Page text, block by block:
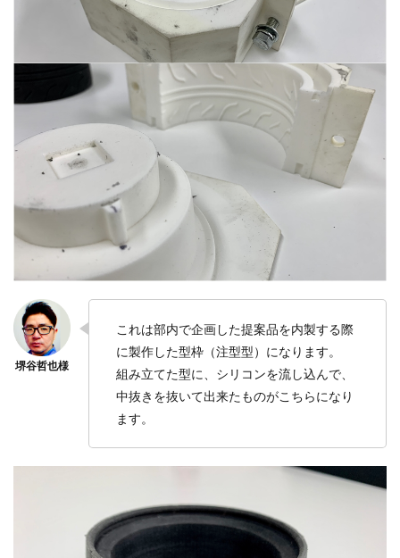
これは部内で企画した提案品を内製する際
に製作した型枠（注型型）になります。
組み立てた型に、シリコンを流し込んで、
中抜きを抜いて出来たものがこちらになり
ます。